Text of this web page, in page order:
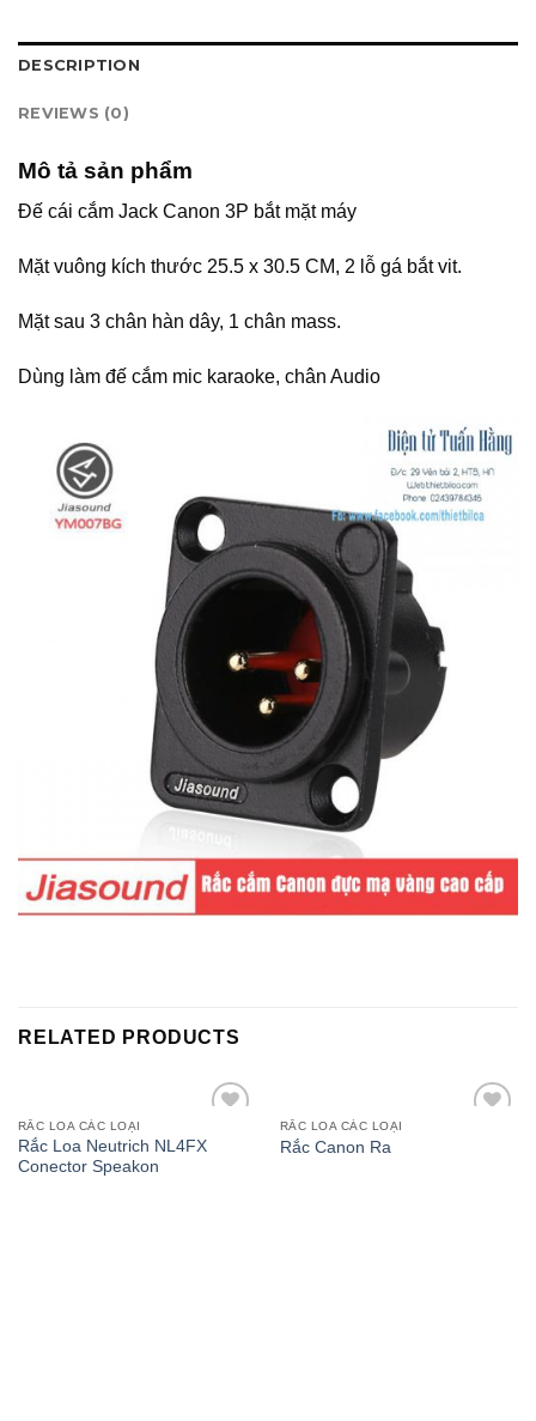
DESCRIPTION
REVIEWS (0)
Mô tả sản phẩm
Đế cái cắm Jack Canon 3P bắt mặt máy
Mặt vuông kích thước 25.5 x 30.5 CM, 2 lỗ gá bắt vit.
Mặt sau 3 chân hàn dây, 1 chân mass.
Dùng làm đế cắm mic karaoke, chân Audio
RELATED PRODUCTS
Add to
wishlist
RẮC LOA CÁC LOẠI
Rắc Loa Neutrich NL4FX
Conector Speakon
RẮC LOA CÁC LOẠI
Rắc Canon Ra